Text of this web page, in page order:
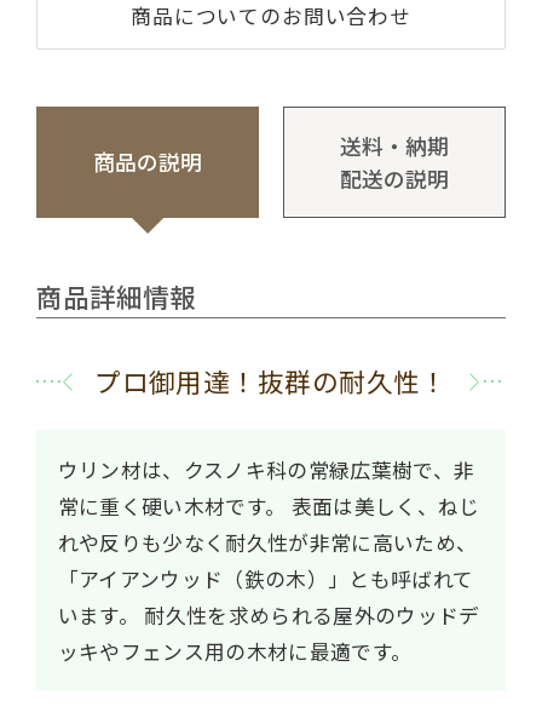
商品についてのお問い合わせ
商品の説明
送料・納期
配送の説明
商品詳細情報
プロ御用達！抜群の耐久性！
ウリン材は、クスノキ科の常緑広葉樹で、非
常に重く硬い木材です。
表面は美しく、ねじ
れや反りも少なく耐久性が非常に高いため、
「アイアンウッド（鉄の木）」とも呼ばれて
います。
耐久性を求められる屋外のウッドデ
ッキやフェンス用の木材に最適です。